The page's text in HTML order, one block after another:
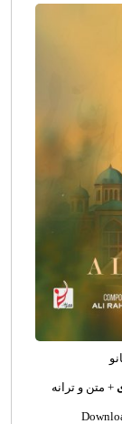
+ متن و ترانه